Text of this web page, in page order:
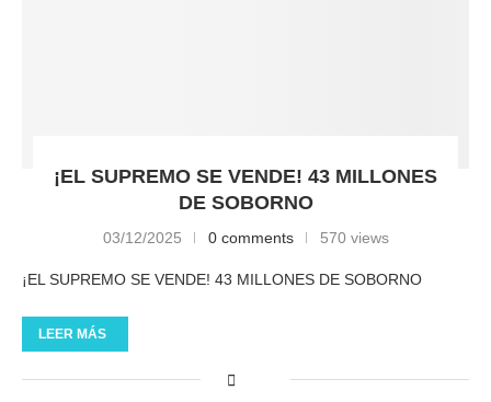
¡EL SUPREMO SE VENDE! 43 MILLONES
DE SOBORNO
03/12/2025 0 comments 570 views
¡EL SUPREMO SE VENDE! 43 MILLONES DE SOBORNO
LEER MÁS